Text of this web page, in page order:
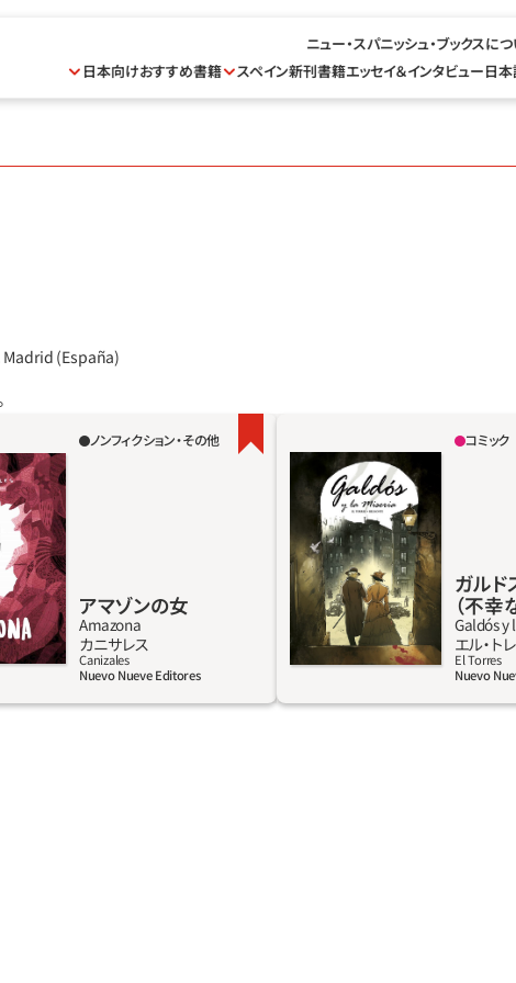
ニュー・スパニッシュ・ブックスに
日本向けおすすめ書籍
スペイン新刊書籍エッセイ＆インタビュー日
(España)
（アマゾンの女）』は事実に基づ
で描かれているほとんどのシーン
28日、土曜日の数時間の出来事
のジャングル奥深くにある先住民
出身の女性アンドレアは、カリ市
生活と過密状態に別れを告げ、故
長い旅に出る。しかし、その故郷
社の搾取に遭い、武装集団によっ
いるのだった。
ノンフィクション・その他
アマゾンの女
Amazona
カニサレス
Canizales
Nuevo Nueve Editores
1919年1月20日、マドリード
園。著名な小説家ベニート・
は、すでにほとんど視力を失
ったが、彼の栄誉を称える記
席する。その夜、銅像の足元
れて死亡し、犯人は他でもな
師エレナだった。10年前、ガ
っているところを発見された
響は大きく、マドリードは
た。サンタンデールに逃げら
憶の中に逃げ込んで自分を慰
コミック
ガルド
（不幸
Galdós y
エル‧ト
El Torres
Nuevo